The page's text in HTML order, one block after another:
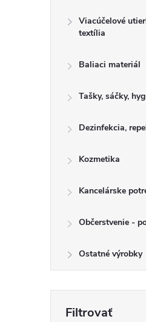
Viacúčelové
textília
Baliaci materiál
Tašky, sáčky,
Dezinfekcia,
Kozmetika
Kancelárske
Občerstvenie -
Ostatné výrobky